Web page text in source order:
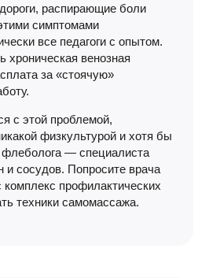
распирающие боли
симптомами
все педагоги с опытом.
хроническая венозная
за «стоячую»
с этой проблемой,
физкультурой и хотя бы
флеболога — специалиста
и сосудов. Попросите врача
комплекс профилактических
техники самомассажа.